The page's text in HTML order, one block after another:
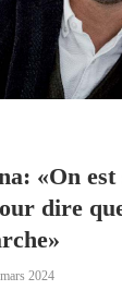
«On
dire
2024